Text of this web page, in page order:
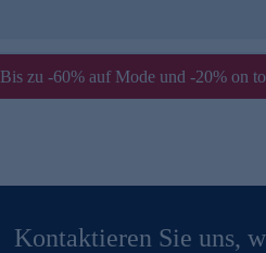
Bis zu -60% auf Mode und -20% on
Kontaktieren Sie uns,